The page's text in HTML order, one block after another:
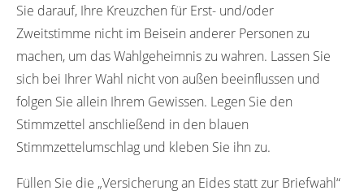
Sie darauf, Ihre Kreuzchen für Erst- und/oder
Zweitstimme nicht im Beisein anderer Personen zu
machen, um das Wahlgeheimnis zu wahren. Lassen Sie
sich bei Ihrer Wahl nicht von außen beeinflussen und
folgen Sie allein Ihrem Gewissen. Legen Sie den
Stimmzettel anschließend in den blauen
Stimmzettelumschlag und kleben Sie ihn zu.
Füllen Sie die „Versicherung an Eides statt zur Briefwahl“